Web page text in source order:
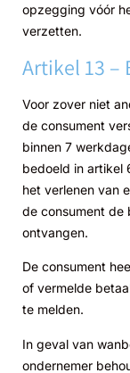
opzegging vóór
verzetten.
Artikel 13 –
Voor zover niet
de consument
binnen 7
bedoeld in artikel
het verlenen van
de consument de
ontvangen.
De consument
of vermelde
te melden.
In geval van
ondernemer